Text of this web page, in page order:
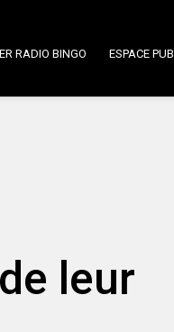
RADIO BINGO ESPACE PUB
leur